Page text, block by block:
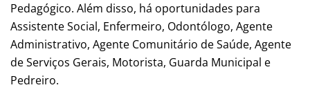
Pedagógico. Além disso, há oportunidades para
Assistente Social, Enfermeiro, Odontólogo, Agente
Administrativo, Agente Comunitário de Saúde, Agente
de Serviços Gerais, Motorista, Guarda Municipal e
Pedreiro.